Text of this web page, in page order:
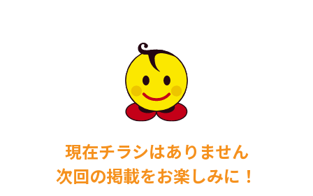
現在チラシはありません
次回の掲載をお楽しみに！